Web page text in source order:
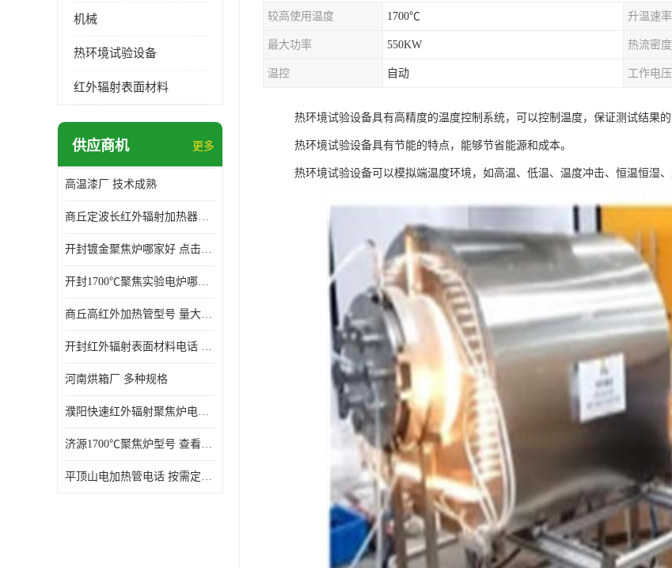
机械
热环境试验设备
红外辐射表面材料
供应商机 更多
高温漆厂 技术成熟
商丘定波长红外辐射加热器厂家 安装简单
开封镀金聚焦炉哪家好 点击了解 标志明显
开封1700℃聚焦实验电炉哪家好 维护 实用性强
商丘高红外加热管型号 量大价优
开封红外辐射表面材料电话 操作方便 操作灵活
河南烘箱厂 多种规格
濮阳快速红外辐射聚焦炉电话 性能稳定
济源1700℃聚焦炉型号 查看详情
平顶山电加热管电话 按需定制 大量现货
较高使用温度 1700℃ 升温速率
最大功率 550KW 热流密度
温控 自动 工作电压
热环境试验设备具有高精度的温度控制系统，可以控制温度，保证测试结果的
热环境试验设备具有节能的特点，能够节省能源和成本。
热环境试验设备可以模拟端温度环境，如高温、低温、温度冲击、恒温恒湿